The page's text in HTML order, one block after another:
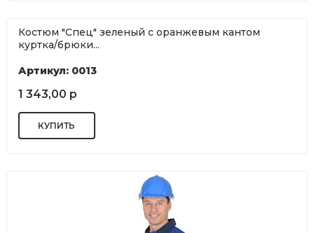
Костюм "Спец" зеленый с оранжевым кантом
куртка/брюки...
Артикул: 0013
1 343,00 р